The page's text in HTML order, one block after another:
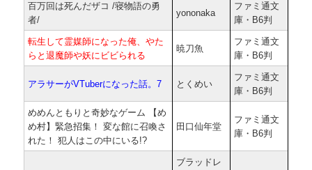
百万回は死んだザコ /寝物語の勇
者/
yononaka
ファミ通文
庫・B6判
転生して霊媒師になった俺、やた
らと退魔師や妖にビビられる
暁刀魚
ファミ通文
庫・B6判
アラサーがVTuberになった話。7 とくめい
ファミ通文
庫・B6判
めめんともりと奇妙なゲーム 【め
め村】緊急招集！ 変な館に召喚さ
れた！ 犯人はこの中にいる!?
田口仙年堂
ファミ通文
庫・B6判
ブラッドレ